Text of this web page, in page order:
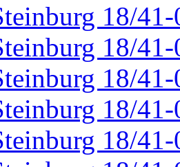
18/41-
18/41-
18/41-
18/41-
18/41-